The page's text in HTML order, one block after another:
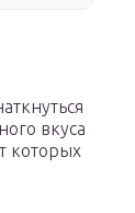
вкуса
которых